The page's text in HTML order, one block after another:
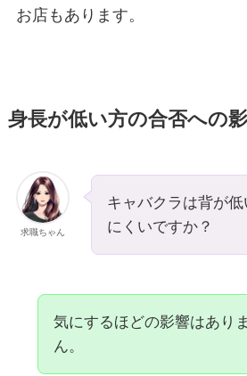
お店もあります。
身長が低い方の合否への
求職ちゃん
キャバクラは背が
にくいですか？
気にするほどの影響はあり
ん。